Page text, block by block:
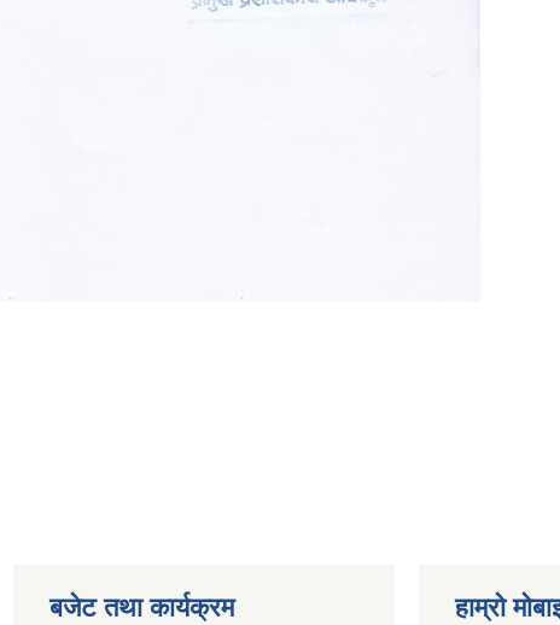
बजेट तथा कार्यक्रम हाम्रो